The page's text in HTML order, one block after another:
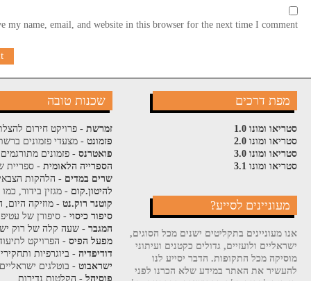
my name, email, and website in this browser for the next time I comment.
מפת דרכים
סטריאו ומונו 1.0
סטריאו ומונו 2.0
סטריאו ומונו 3.0
סטריאו ומונו 3.1
מעוניינים לסייע?
אנו מעוניינים בתקליטים ישנים מכל הסוגים,
ישראליים ולועזיים, גדולים כקטנים ועיתוני
מוסיקה מכל התקופות. הדבר יסייע לנו
להעשיר את האתר במידע שלא הכרנו לפני
שכנות טובה
זמרשת- פרויקט חירום
פזמונט- מצעדי פזמונים
פואטרנס- פזמונים
הספרייה הלאומית- ספריית
שרים במדים - הלהקות
להיטון.קום - מגזין בידור,
קוטנר רוק.נט- מוזיקה היום,
סיפור כיסוי- סיפורן של
המגבר- שעה קלה של רוק
מפעל הפיס- הפרויקט
דודיפדיה- ביוגרפיות
ישראבוט- בוטלגים ישראליים
פוסיהל- הקלטות נדירות